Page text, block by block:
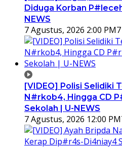
Diduga Korban
NEWS
7 Agustus, 2026 2:00 PM
[VIDEO] Polisi Selidiki
N#rkob4, Hingga CD
Sekolah | U-NEWS
7 Agustus, 2026 12:00 PM